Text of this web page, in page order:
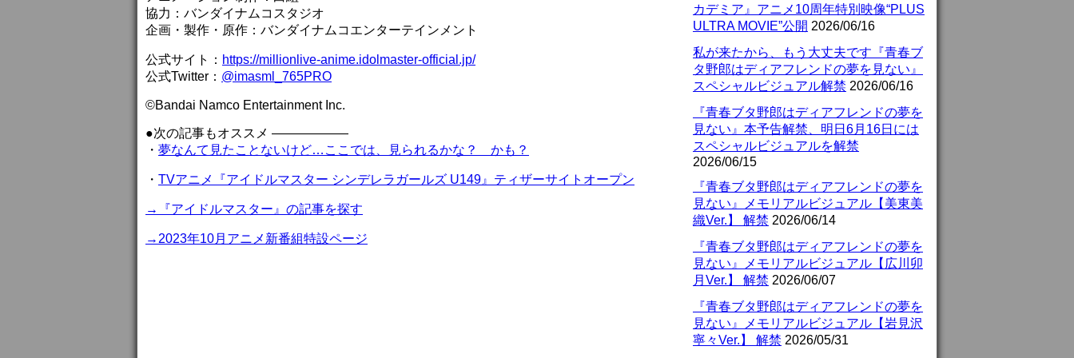
協力：バンダイナムコスタジオ
企画・製作・原作：バンダイナムコエンターテインメント
公式サイト： https://millionlive-anime.idolmaster-official.jp/
公式Twitter： @imasml_765PRO
©Bandai Namco Entertainment Inc.
●次の記事もオススメ ——————
・ 夢なんて見たことないけど…ここでは、見られるかな？ かも？
・ TVアニメ『アイドルマスター シンデレラガールズ U149』ティザーサイトオープン
→『アイドルマスター』の記事を探す
→2023年10月アニメ新番組特設ページ
カデミア』アニメ10周年特別映像“PLUS
ULTRA MOVIE”公開 2026/06/16
私が来たから、もう大丈夫です『青春ブ
タ野郎はディアフレンドの夢を見ない』
スペシャルビジュアル解禁 2026/06/16
『青春ブタ野郎はディアフレンドの夢を
見ない』本予告解禁、明日6月16日には
スペシャルビジュアルを解禁
2026/06/15
『青春ブタ野郎はディアフレンドの夢を
見ない』メモリアルビジュアル【美東美
織Ver.】 解禁 2026/06/14
『青春ブタ野郎はディアフレンドの夢を
見ない』メモリアルビジュアル【広川卯
月Ver.】 解禁 2026/06/07
『青春ブタ野郎はディアフレンドの夢を
見ない』メモリアルビジュアル【岩見沢
寧々Ver.】 解禁 2026/05/31